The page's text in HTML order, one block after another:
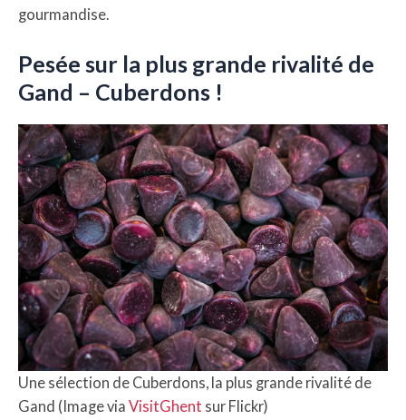
gourmandise.
Pesée sur la plus grande rivalité de
Gand – Cuberdons !
Une sélection de Cuberdons, la plus grande rivalité de
Gand (Image via VisitGhent sur Flickr)